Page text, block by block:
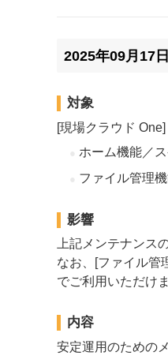
2025年09月17
対象
[現場クラウド One]
ホーム機能／
ファイル管理
影響
上記メンテナンス
なお、[ファイル管
でご利用いただけ
内容
安定運用のための